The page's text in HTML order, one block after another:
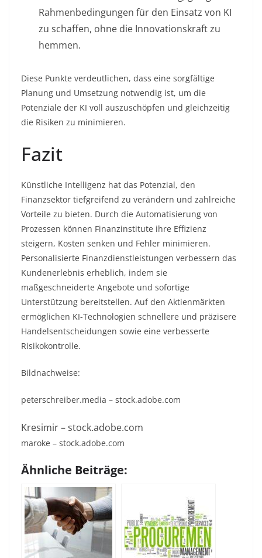
Rahmenbedingungen für den Einsatz von KI
zu schaffen, ohne die Innovationskraft zu
hemmen.
Diese Punkte verdeutlichen, dass eine sorgfältige
Planung und Umsetzung notwendig ist, um die
Potenziale der KI voll auszuschöpfen und gleichzeitig
die Risiken zu minimieren.
Fazit
Künstliche Intelligenz hat das Potenzial, den
Finanzsektor tiefgreifend zu verändern und zahlreiche
Vorteile zu bieten. Durch die Automatisierung von
Prozessen können Finanzinstitute ihre Effizienz
steigern, Kosten senken und Fehler minimieren.
Personalisierte Finanzdienstleistungen verbessern das
Kundenerlebnis erheblich, indem sie
maßgeschneiderte Angebote und sofortige
Unterstützung bereitstellen. Auf den Aktienmärkten
ermöglichen KI-Technologien schnellere und präzisere
Handelsentscheidungen sowie eine verbesserte
Risikokontrolle.
Bildnachweise:
peterschreiber.media – stock.adobe.com
Kresimir– stock.adobe.com
maroke – stock.adobe.com
Ähnliche Beiträge: